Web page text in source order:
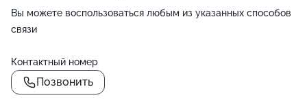
Вы можете воспользоваться любым из указанных способов
связи
Контактный номер
Позвонить